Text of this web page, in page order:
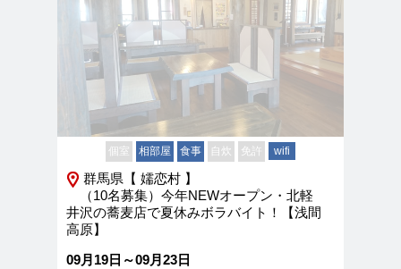
個室 相部屋 食事 自炊 免許 wifi
群馬県【 嬬恋村 】
（10名募集）今年NEWオープン・北軽
井沢の蕎麦店で夏休みボラバイト！【浅間
高原】
09月19日～09月23日